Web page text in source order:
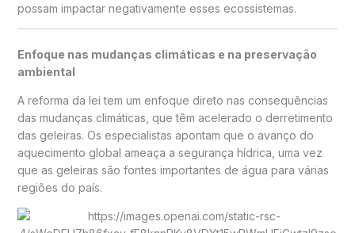
possam impactar negativamente esses ecossistemas.
Enfoque nas mudanças climáticas e na preservação
ambiental
A reforma da lei tem um enfoque direto nas consequências
das mudanças climáticas, que têm acelerado o derretimento
das geleiras. Os especialistas apontam que o avanço do
aquecimento global ameaça a segurança hídrica, uma vez
que as geleiras são fontes importantes de água para várias
regiões do país.